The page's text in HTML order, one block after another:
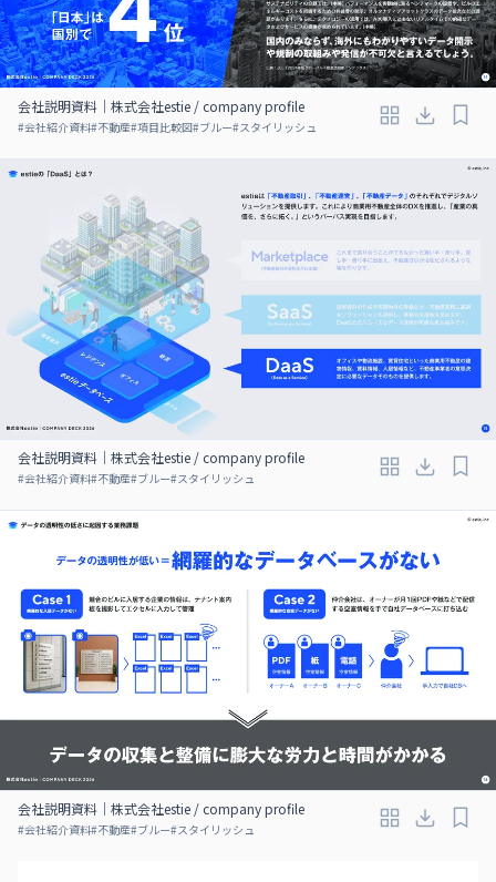
会社説明資料｜株式会社estie / company profile
#会社紹介資料#不動産#項目比較図#ブルー#スタイリッシュ
会社説明資料｜株式会社estie / company profile
#会社紹介資料#不動産#ブルー#スタイリッシュ
会社説明資料｜株式会社estie / company profile
#会社紹介資料#不動産#ブルー#スタイリッシュ